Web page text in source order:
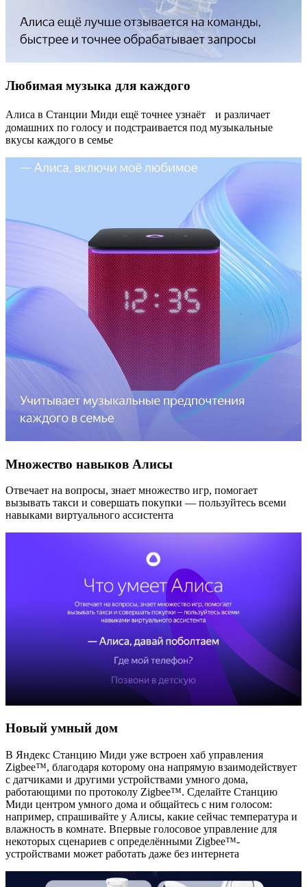
Любимая музыка для каждого
Алиса в Станции Миди ещё точнее узнаёт и различает
домашних по голосу и подстраивается под музыкальные
вкусы каждого в семье
Множество навыков Алисы
Отвечает на вопросы, знает множество игр, помогает
вызывать такси и совершать покупки — пользуйтесь всеми
навыками виртуального ассистента
Новый умный дом
В Яндекс Станцию Миди уже встроен хаб управления
Zigbee™, благодаря которому она напрямую взаимодействует
с датчиками и другими устройствами умного дома,
работающими по протоколу Zigbee™. Сделайте Станцию
Миди центром умного дома и общайтесь с ним голосом:
например, спрашивайте у Алисы, какие сейчас температура и
влажность в комнате. Впервые голосовое управление для
некоторых сценариев с определёнными Zigbee™-
устройствами может работать даже без интернета